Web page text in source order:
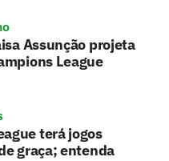
Assunção projeta
League
terá jogos
graça; entenda